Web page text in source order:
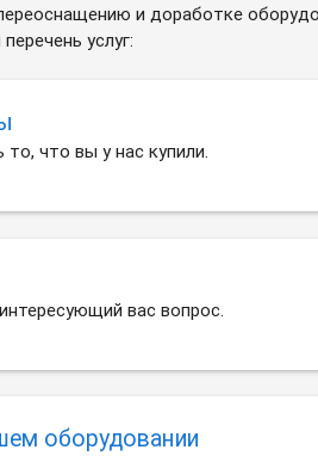
и доработке
услуг:
что вы у нас купили.
вас вопрос.
оборудовании